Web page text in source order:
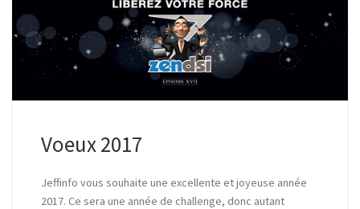
Voeux 2017
Jeffinfo vous souhaite une excellente et joyeuse année
2017. Ce sera une année de challenge, donc autant